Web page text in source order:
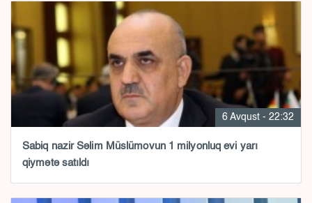
6 Avqust - 22:32
Sabiq nazir Səlim Müslümovun 1 milyonluq evi yarı
qiymətə satıldı